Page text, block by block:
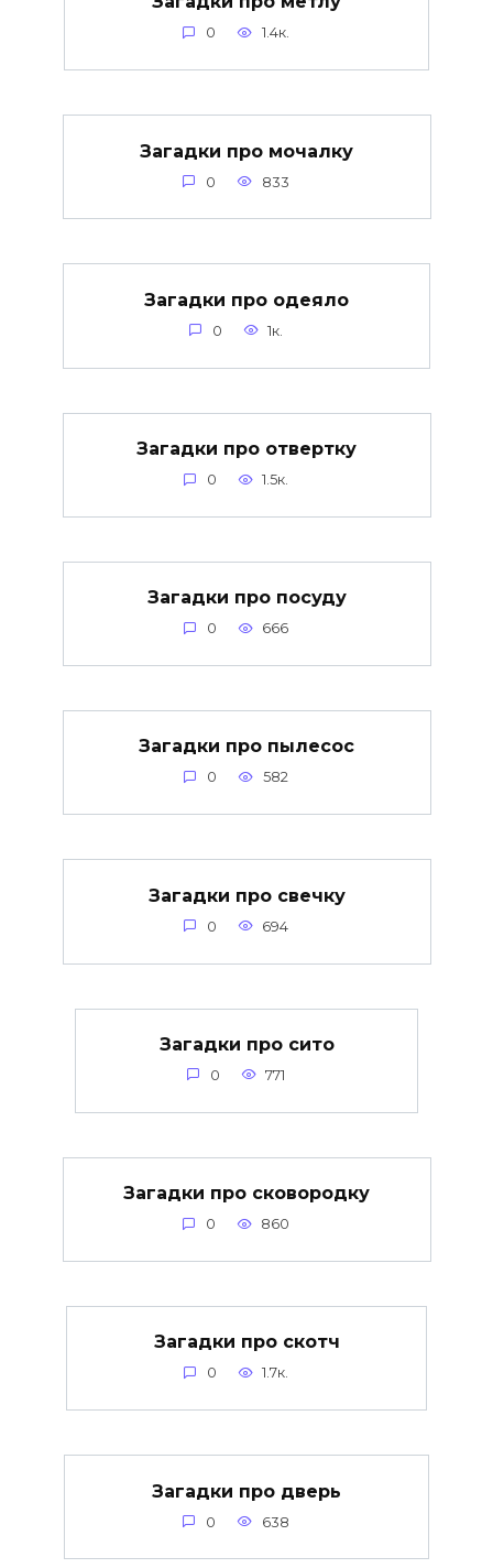
0 1.4к.
Загадки про мочалку
0 833
Загадки про одеяло
0 1к.
Загадки про отвертку
0 1.5к.
Загадки про посуду
0 666
Загадки про пылесос
0 582
Загадки про свечку
0 694
Загадки про сито
0 771
Загадки про сковородку
0 860
Загадки про скотч
0 1.7к.
Загадки про дверь
0 638